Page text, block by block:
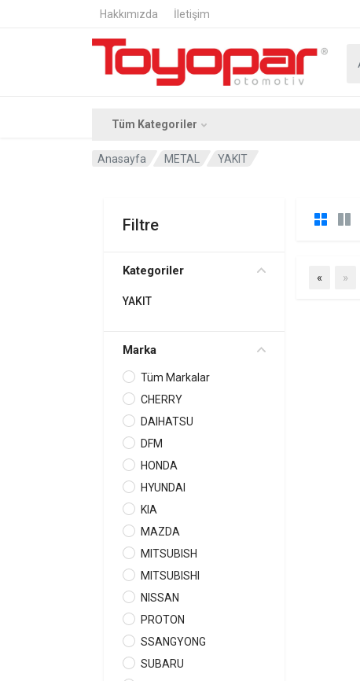
Hakkımızda İletişim
Tüm Kategoriler
Anasayfa METAL YAKIT
Filtre
Kategoriler
YAKIT
Marka
Tüm Markalar
CHERRY
DAIHATSU
DFM
HONDA
HYUNDAI
KIA
MAZDA
MITSUBISH
MITSUBISHI
NISSAN
PROTON
SSANGYONG
SUBARU
« Previous
»